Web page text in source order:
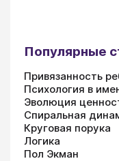
Популярные
Привязанность
Психология в
Эволюция
Спиральная
Круговая порука
Логика
Пол Экман